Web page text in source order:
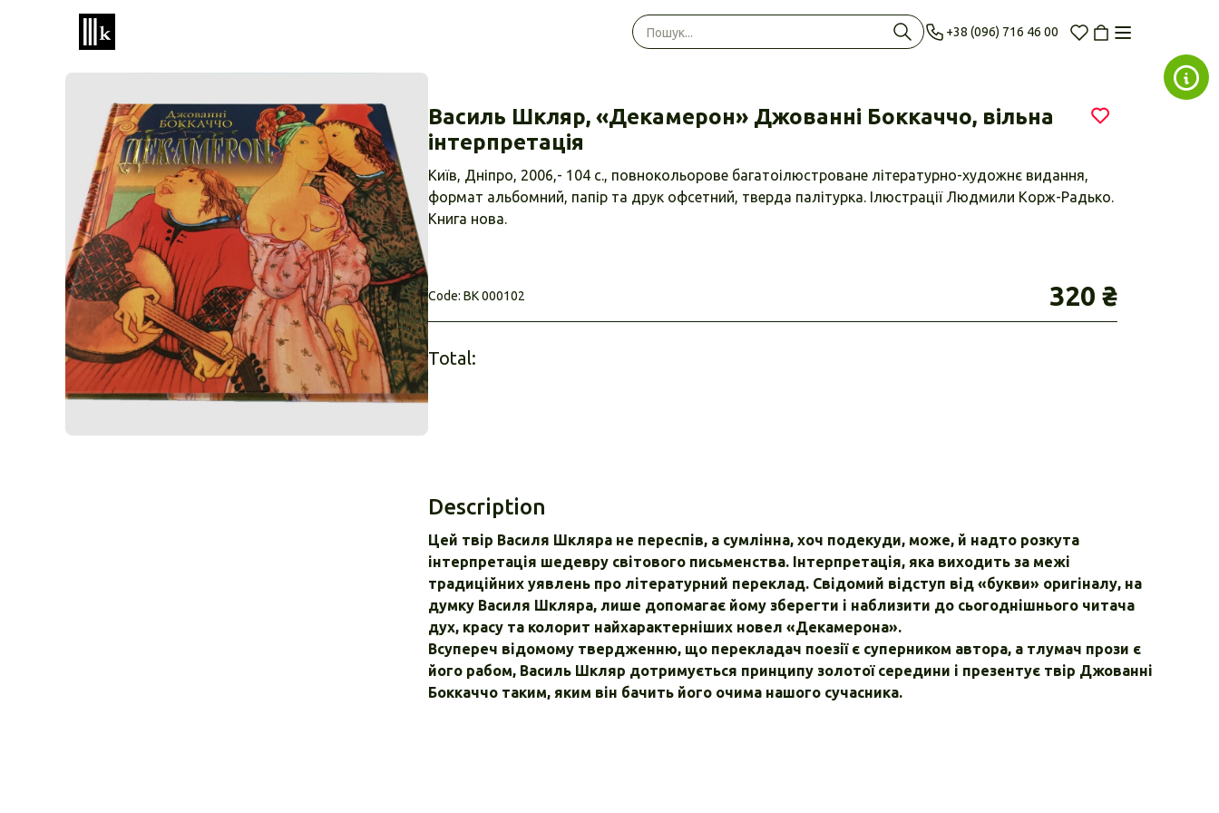
+38 (096) 716 46 00
Василь Шкляр, «Декамерон» Джованні Боккаччо, вільна
інтерпретація
Київ, Дніпро, 2006,- 104 с., повнокольорове багатоілюстроване літературно-художнє видання,
формат альбомний, папір та друк офсетний, тверда палітурка. Ілюстрації Людмили Корж-Радько.
Книга нова.
Code: ВК 000102 320 ₴
Total:
Description
Цей твір Василя Шкляра не переспів, а сумлінна, хоч подекуди, може, й надто розкута
інтерпретація шедевру світового письменства. Інтерпретація, яка виходить за межі
традиційних уявлень про літературний переклад. Свідомий відступ від «букви» оригіналу, на
думку Василя Шкляра, лише допомагає йому зберегти і наблизити до сьогоднішнього читача
дух, красу та колорит найхарактерніших новел «Декамерона».
Всупереч відомому твердженню, що перекладач поезії є суперником автора, а тлумач прози є
його рабом, Василь Шкляр дотримується принципу золотої середини і презентує твір Джованні
Боккаччо таким, яким він бачить його очима нашого сучасника.